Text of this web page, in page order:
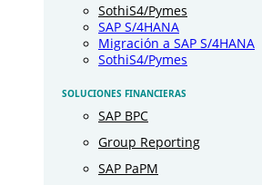
SothiS4/Pymes
SAP S/4HANA
Migración a SAP S/4HANA
SothiS4/Pymes
SOLUCIONES FINANCIERAS
SAP BPC
Group Reporting
SAP PaPM